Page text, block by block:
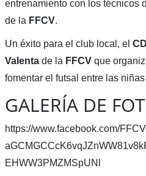
entrenamiento con los técnicos
de la FFCV.
Un éxito para el club local, el
Valentade la FFCVque
fomentar el futsal entre las
GALERÍA DE
https://www.facebook.com/
EHWW3PMZMSpUNl